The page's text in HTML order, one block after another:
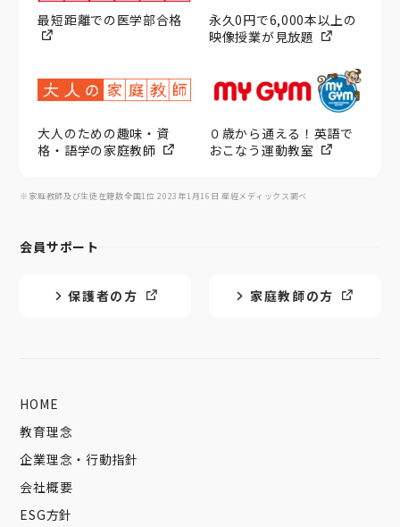
最短距離での医学部合格
永久0円で6,000本以上の
映像授業が見放題
大人のための趣味・資
格・語学の家庭教師
０歳から通える！英語で
おこなう運動教室
※家庭教師及び生徒在籍数全国1位 2023年1月16日 産經メディックス調べ
会員サポート
保護者の方 家庭教師の方
HOME
教育理念
企業理念・行動指針
会社概要
ESG方針